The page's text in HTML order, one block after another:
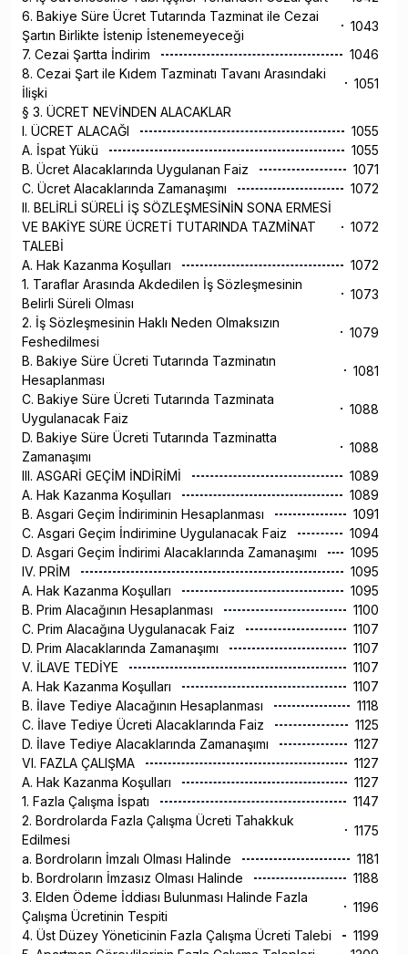
6. Bakiye Süre Ücret Tutarında Tazminat ile Cezai
Şartın Birlikte İstenip İstenemeyeceği
1043
7. Cezai Şartta İndirim
1046
8. Cezai Şart ile Kıdem Tazminatı Tavanı Arasındaki
İlişki
1051
§ 3. ÜCRET NEVİNDEN ALACAKLAR
I. ÜCRET ALACAĞI
1055
A. İspat Yükü
1055
B. Ücret Alacaklarında Uygulanan Faiz
1071
C. Ücret Alacaklarında Zamanaşımı
1072
II. BELİRLİ SÜRELİ İŞ SÖZLEŞMESİNİN SONA ERMESİ
VE BAKİYE SÜRE ÜCRETİ TUTARINDA TAZMİNAT
TALEBİ
1072
A. Hak Kazanma Koşulları
1072
1. Taraflar Arasında Akdedilen İş Sözleşmesinin
Belirli Süreli Olması
1073
2. İş Sözleşmesinin Haklı Neden Olmaksızın
Feshedilmesi
1079
B. Bakiye Süre Ücreti Tutarında Tazminatın
Hesaplanması
1081
C. Bakiye Süre Ücreti Tutarında Tazminata
Uygulanacak Faiz
1088
D. Bakiye Süre Ücreti Tutarında Tazminatta
Zamanaşımı
1088
III. ASGARİ GEÇİM İNDİRİMİ
1089
A. Hak Kazanma Koşulları
1089
B. Asgari Geçim İndiriminin Hesaplanması
1091
C. Asgari Geçim İndirimine Uygulanacak Faiz
1094
D. Asgari Geçim İndirimi Alacaklarında Zamanaşımı
1095
IV. PRİM
1095
A. Hak Kazanma Koşulları
1095
B. Prim Alacağının Hesaplanması
1100
C. Prim Alacağına Uygulanacak Faiz
1107
D. Prim Alacaklarında Zamanaşımı
1107
V. İLAVE TEDİYE
1107
A. Hak Kazanma Koşulları
1107
B. İlave Tediye Alacağının Hesaplanması
1118
C. İlave Tediye Ücreti Alacaklarında Faiz
1125
D. İlave Tediye Alacaklarında Zamanaşımı
1127
VI. FAZLA ÇALIŞMA
1127
A. Hak Kazanma Koşulları
1127
1. Fazla Çalışma İspatı
1147
2. Bordrolarda Fazla Çalışma Ücreti Tahakkuk
Edilmesi
1175
a. Bordroların İmzalı Olması Halinde
1181
b. Bordroların İmzasız Olması Halinde
1188
3. Elden Ödeme İddiası Bulunması Halinde Fazla
Çalışma Ücretinin Tespiti
1196
4. Üst Düzey Yöneticinin Fazla Çalışma Ücreti Talebi
1199